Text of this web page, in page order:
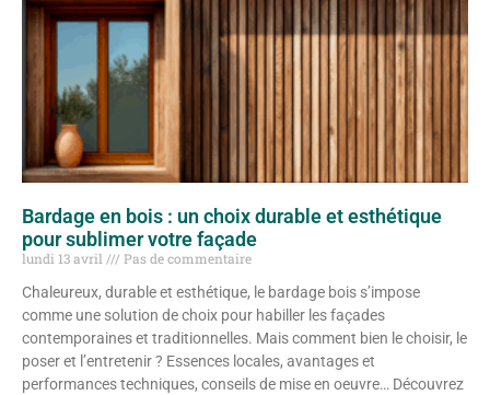
Bardage en bois : un choix durable et esthétique
pour sublimer votre façade
lundi 13 avril
Pas de commentaire
Chaleureux, durable et esthétique, le bardage bois s’impose
comme une solution de choix pour habiller les façades
contemporaines et traditionnelles. Mais comment bien le choisir, le
poser et l’entretenir ? Essences locales, avantages et
performances techniques, conseils de mise en oeuvre… Découvrez